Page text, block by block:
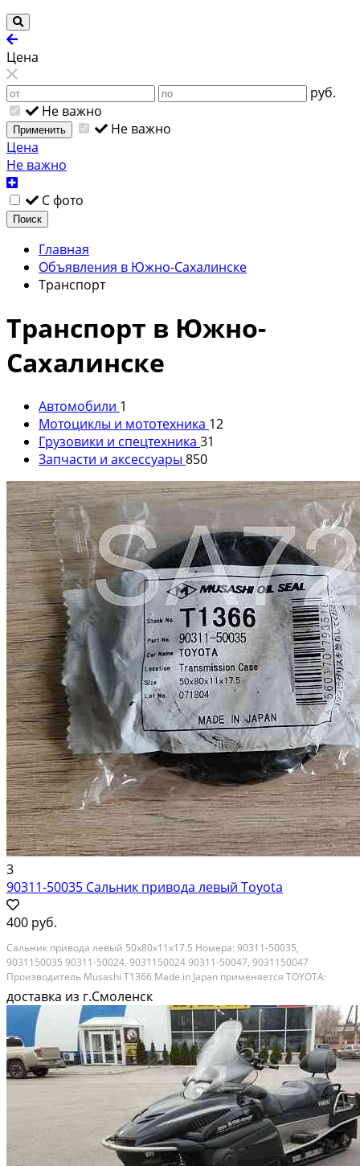
Цена
руб.
Не важно
Применить
Не важно
Цена
Не важно
С фото
Поиск
Главная
Объявления в Южно-Сахалинске
Транспорт
Транспорт в Южно-
Сахалинске
Автомобили 1
Мотоциклы и мототехника 12
Грузовики и спецтехника 31
Запчасти и аксессуары 850
3
90311-50035 Сальник привода левый Toyota
400 руб.
Сальник привода левый 50х80х11x17.5 Номера: 90311-50035,
9031150035 90311-50024, 9031150024 90311-50047, 9031150047
Производитель Musashi T1366 Made in Japan применяется TOYOTA:
AVENSIS CAMRY/VISTA/AURION COROLLA COROLLA ALTIS COROLLA MATRIX
PREVIA/TARAGO RAV4 VANGUARD SCION TC SCION XB SOLARA...
доставка из г.Смоленск